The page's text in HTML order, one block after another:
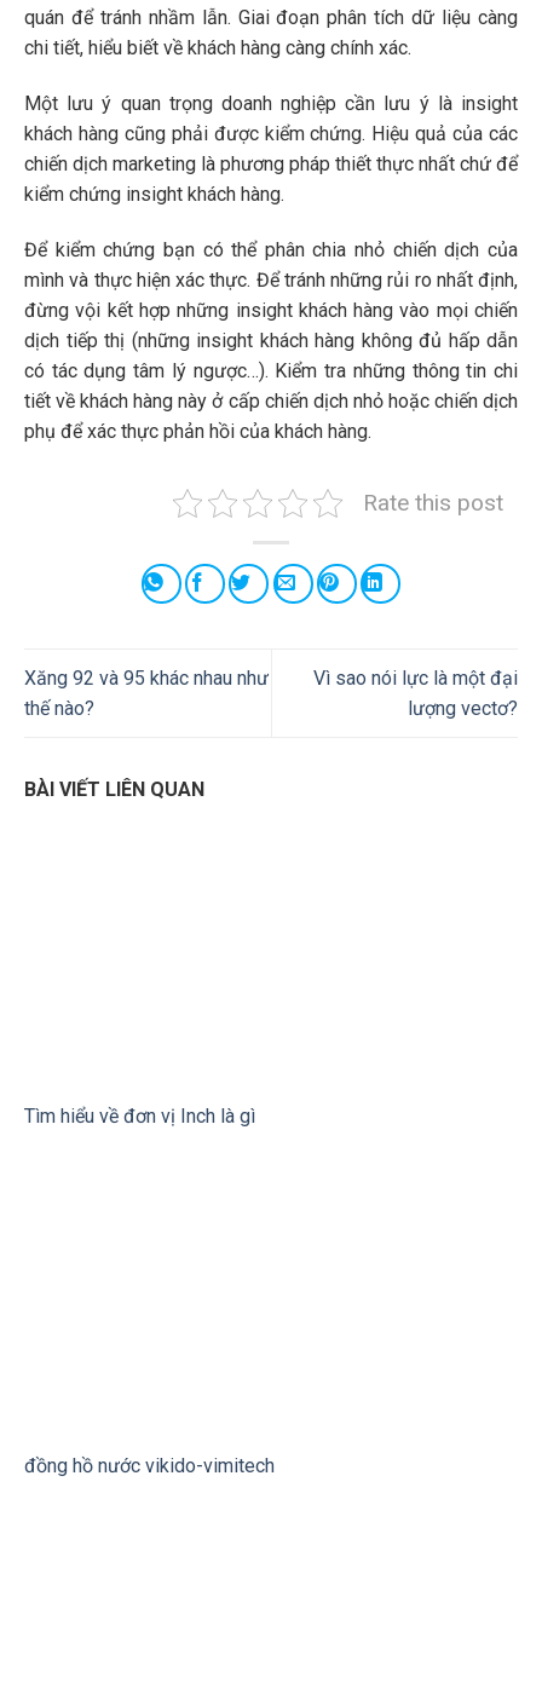
quán để tránh nhầm lẫn. Giai đoạn phân tích dữ liệu càng
chi tiết, hiểu biết về khách hàng càng chính xác.
Một lưu ý quan trọng doanh nghiệp cần lưu ý là insight
khách hàng cũng phải được kiểm chứng. Hiệu quả của các
chiến dịch marketing là phương pháp thiết thực nhất chứ để
kiểm chứng insight khách hàng.
Để kiểm chứng bạn có thể phân chia nhỏ chiến dịch của
mình và thực hiện xác thực. Để tránh những rủi ro nhất định,
đừng vội kết hợp những insight khách hàng vào mọi chiến
dịch tiếp thị (những insight khách hàng không đủ hấp dẫn
có tác dụng tâm lý ngược…). Kiểm tra những thông tin chi
tiết về khách hàng này ở cấp chiến dịch nhỏ hoặc chiến dịch
phụ để xác thực phản hồi của khách hàng.
Rate this post
Xăng 92 và 95 khác nhau như
thế nào?
Vì sao nói lực là một đại
lượng vectơ?
BÀI VIẾT LIÊN QUAN
Tìm hiểu về đơn vị Inch là gì
đồng hồ nước vikido-vimitech